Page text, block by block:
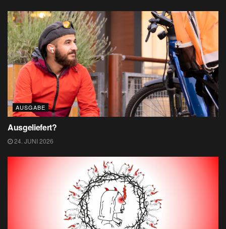
AUSGABE
Ausgeliefert?
24. JUNI 2026